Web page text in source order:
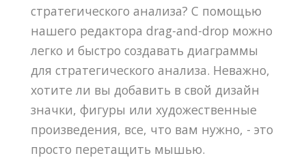
стратегического анализа? С помощью
нашего редактора drag-and-drop можно
легко и быстро создавать диаграммы
для стратегического анализа. Неважно,
хотите ли вы добавить в свой дизайн
значки, фигуры или художественные
произведения, все, что вам нужно, - это
просто перетащить мышью.